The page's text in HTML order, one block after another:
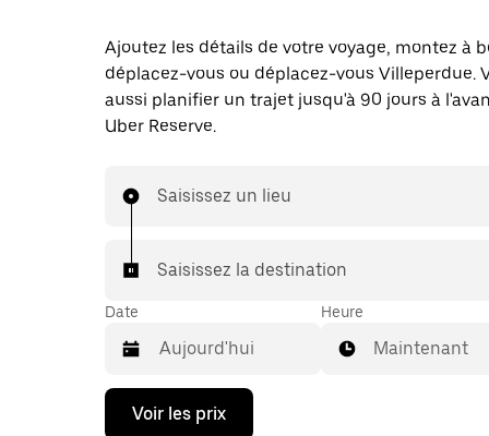
Ajoutez les détails de votre voyage, montez à
déplacez-vous ou déplacez-vous Villeperdue.
aussi planifier un trajet jusqu'à 90 jours à
Uber Reserve.
Saisissez un lieu
Saisissez la destination
Date
Appuyez
Heure
Maintenant
Voir les prix